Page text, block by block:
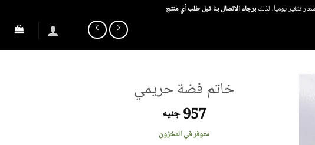
تتغير يومياً، لذلكبرجاء الاتصال بنا قبل طلب أي منتج
خاتم فضة حريمي
957 جنيه
متوفر في المخزون